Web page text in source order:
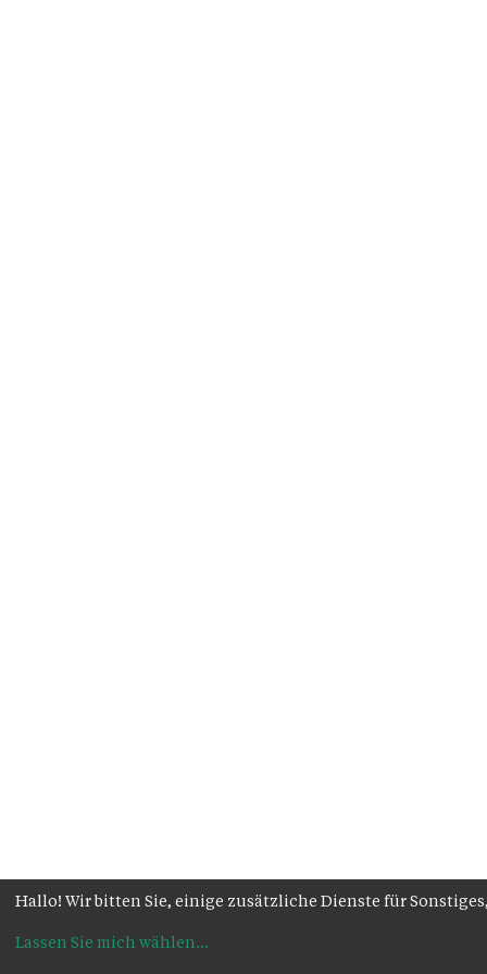
Hallo! Wir bitten Sie, einige zusätzliche Dienste für
Lassen Sie mich wählen...